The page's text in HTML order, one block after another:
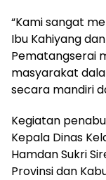
“Kami sangat
Ibu Kahiyang
Pematangserai
masyarakat
secara mandiri
Kegiatan
Kepala Dinas
Hamdan Sukri
Provinsi dan